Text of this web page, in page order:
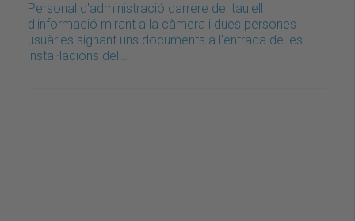
Personal d'administració darrere del taulell
d'informació mirant a la càmera i dues persones
usuàries signant uns documents a l'entrada de les
instal·lacions del…